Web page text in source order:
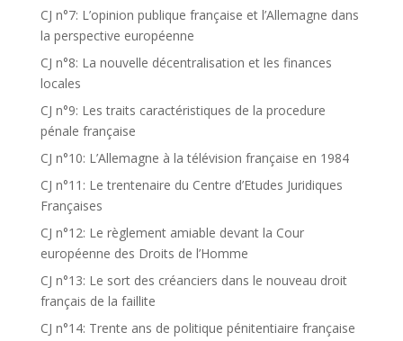
CJ n°7: L’opinion publique française et l’Allemagne dans
la perspective européenne
CJ n°8: La nouvelle décentralisation et les finances
locales
CJ n°9: Les traits caractéristiques de la procedure
pénale française
CJ n°10: L’Allemagne à la télévision française en 1984
CJ n°11: Le trentenaire du Centre d’Etudes Juridiques
Françaises
CJ n°12: Le règlement amiable devant la Cour
européenne des Droits de l’Homme
CJ n°13: Le sort des créanciers dans le nouveau droit
français de la faillite
CJ n°14: Trente ans de politique pénitentiaire française